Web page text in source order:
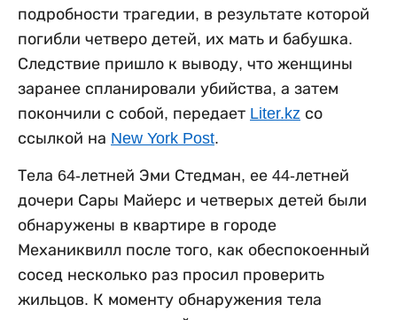
подробности трагедии, в результате которой
погибли четверо детей, их мать и бабушка.
Следствие пришло к выводу, что женщины
заранее спланировали убийства, а затем
покончили с собой, передает Liter.kz со
ссылкой на New York Post.
Тела 64-летней Эми Стедман, ее 44-летней
дочери Сары Майерс и четверых детей были
обнаружены в квартире в городе
Механиквилл после того, как обеспокоенный
сосед несколько раз просил проверить
жильцов. К моменту обнаружения тела